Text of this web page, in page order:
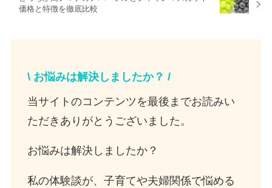
価格と特徴を徹底比較
\ お悩みは解決しましたか？ /
当サイトのコンテンツを最後までお読みい
ただきありがとうございました。
お悩みは解決しましたか？
私の体験談が、子育てや夫婦関係で悩める